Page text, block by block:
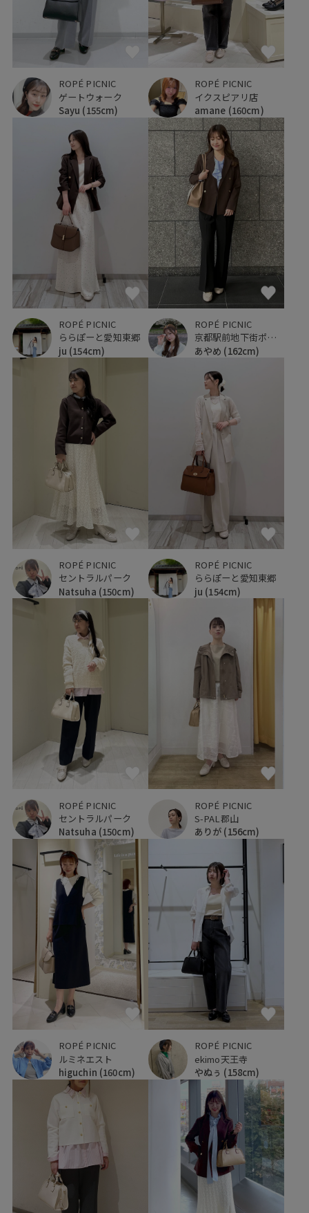
ROPÉ PICNIC
ゲートウォーク
Sayu (155cm)
ROPÉ PICNIC
イクスピアリ店
amane (160cm)
ROPÉ PICNIC
ららぽーと愛知東郷
ju (154cm)
ROPÉ PICNIC
京都駅前地下街ポルタ
あやめ (162cm)
ROPÉ PICNIC
セントラルパーク
Natsuha (150cm)
ROPÉ PICNIC
ららぽーと愛知東郷
ju (154cm)
ROPÉ PICNIC
セントラルパーク
Natsuha (150cm)
ROPÉ PICNIC
S-PAL郡山
ありが (156cm)
ROPÉ PICNIC
ルミネエスト
higuchin (160cm)
ROPÉ PICNIC
ekimo天王寺
やぬぅ (158cm)